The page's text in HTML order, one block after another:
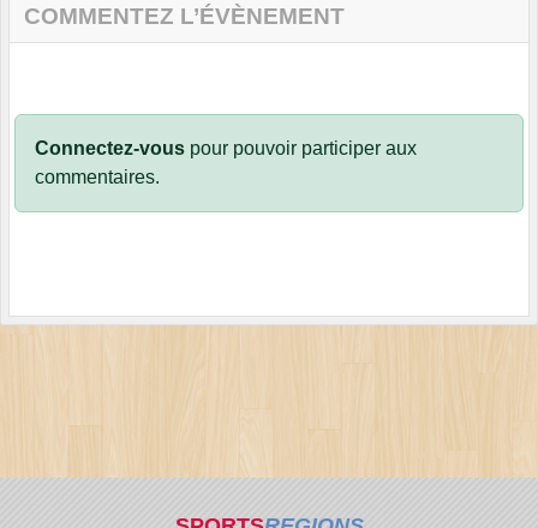
COMMENTEZ L’ÉVÈNEMENT
Connectez-vous pour pouvoir participer aux
commentaires.